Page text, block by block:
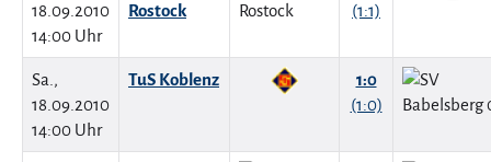
18.09.2010
14:00 Uhr
Rostock
(1:1)
Sa.,
18.09.2010
14:00 Uhr
TuS Koblenz
1:0
(1:0)